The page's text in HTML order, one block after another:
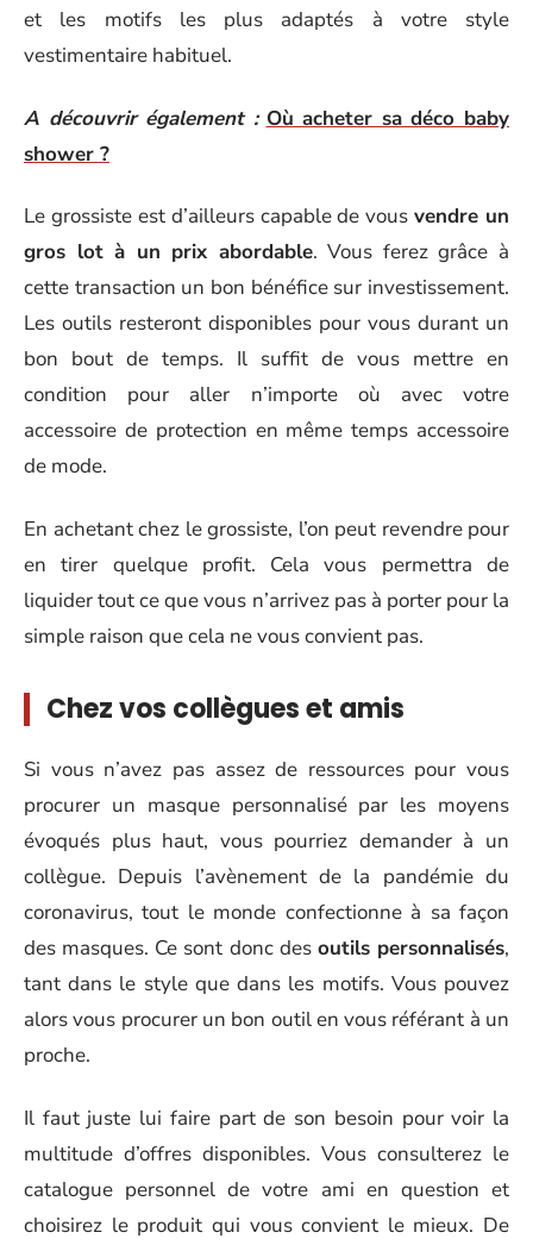
et les motifs les plus adaptés à votre style
vestimentaire habituel.
A découvrir également : Où acheter sa déco baby
shower ?
Le grossiste est d’ailleurs capable de vousvendre un
gros lot à un prix abordable. Vous ferez grâce à
cette transaction un bon bénéfice sur investissement.
Les outils resteront disponibles pour vous durant un
bon bout de temps. Il suffit de vous mettre en
condition pour aller n’importe où avec votre
accessoire de protection en même temps accessoire
de mode.
En achetant chez le grossiste, l’on peut revendre pour
en tirer quelque profit. Cela vous permettra de
liquider tout ce que vous n’arrivez pas à porter pour la
simple raison que cela ne vous convient pas.
Chez vos collègues et amis
Si vous n’avez pas assez de ressources pour vous
procurer un masque personnalisé par les moyens
évoqués plus haut, vous pourriez demander à un
collègue. Depuis l’avènement de la pandémie du
coronavirus, tout le monde confectionne à sa façon
des masques. Ce sont donc des outils personnalisés,
tant dans le style que dans les motifs. Vous pouvez
alors vous procurer un bon outil en vous référant à un
proche.
Il faut juste lui faire part de son besoin pour voir la
multitude d’offres disponibles. Vous consulterez le
catalogue personnel de votre ami en question et
choisirez le produit qui vous convient le mieux. De